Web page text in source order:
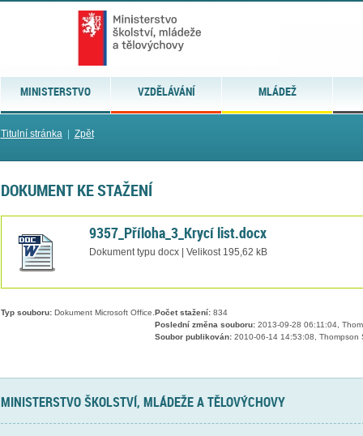
MINISTERSTVO VZDĚLÁVÁNÍ MLÁDEŽ
Titulní stránka| Zpět
DOKUMENT KE STAŽENÍ
9357_Příloha_3_Krycí list.docx
Dokument typu docx | Velikost 195,62 kB
Typ souboru:Dokument Microsoft Office. Počet stažení:834
Poslední změna souboru:2013-09-28 06:11:04,
Soubor publikován:2010-06-14 14:53:08, Thompson
MINISTERSTVO ŠKOLSTVÍ, MLÁDEŽE A TĚLOVÝCHOVY